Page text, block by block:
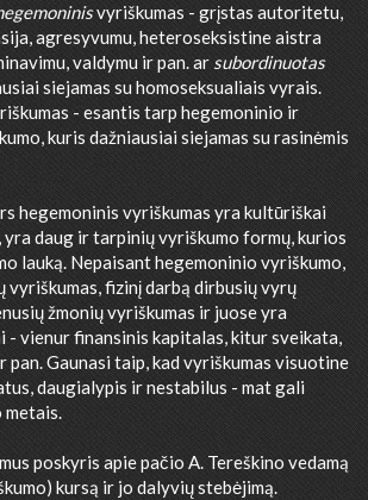
vyriškumas - grįstas autoritetu,
agresyvumu, heteroseksistine aistra
valdymu ir pan. ar subordinuotas
siejamas su homoseksualiais vyrais.
- esantis tarp hegemoninio ir
kuris dažniausiai siejamas su rasinėmis
hegemoninis vyriškumas yra kultūriškai
daug ir tarpinių vyriškumo formų, kurios
lauką. Nepaisant hegemoninio vyriškumo,
vyriškumas, fizinį darbą dirbusių vyrų
žmonių vyriškumas ir juose yra
- vienur finansinis kapitalas, kitur sveikata,
Gaunasi taip, kad vyriškumas visuotine
daugialypis ir nestabilus - mat gali
metais.
poskyris apie pačio A. Tereškino vedamą
kursą ir jo dalyvių stebėjimą.